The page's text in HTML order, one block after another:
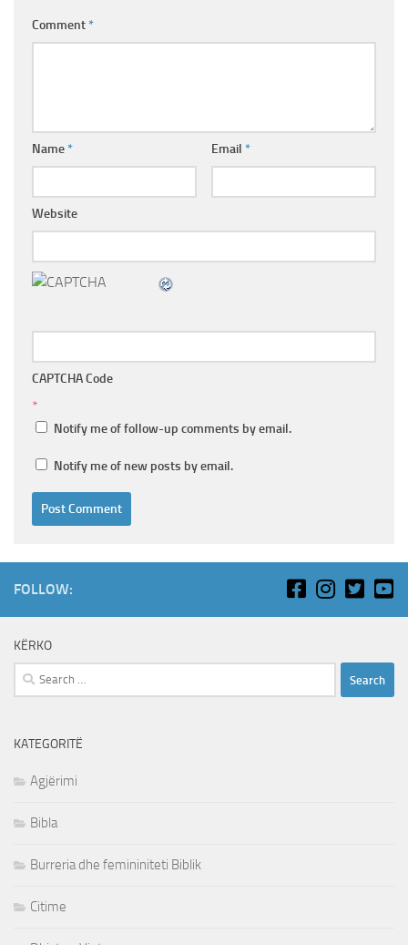
Comment*
Name* Email *
Website
CAPTCHA Code
*
Notify me of follow-up comments by email.
Notify me of new posts by email.
FOLLOW:
KËRKO
Search
for:
KATEGORITË
Agjërimi
Bibla
Burreria dhe femininiteti Biblik
Citime